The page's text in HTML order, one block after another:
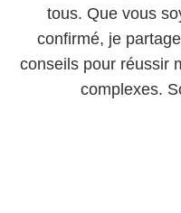
tous. Que vous
confirmé, je
conseils pour réussir
complexes.